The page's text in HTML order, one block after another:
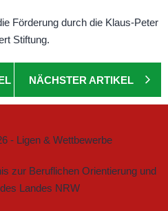
NÄCHSTER ARTIKEL